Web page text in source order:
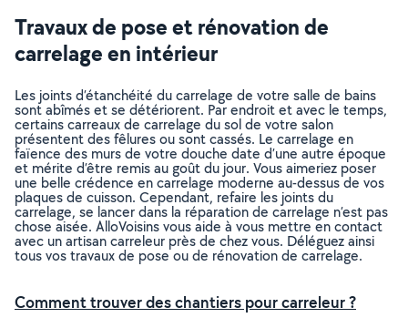
Travaux de pose et rénovation de
carrelage en intérieur
Les joints d’étanchéité du carrelage de votre salle de bains
sont abîmés et se détériorent. Par endroit et avec le temps,
certains carreaux de carrelage du sol de votre salon
présentent des fêlures ou sont cassés. Le carrelage en
faïence des murs de votre douche date d’une autre époque
et mérite d’être remis au goût du jour. Vous aimeriez poser
une belle crédence en carrelage moderne au-dessus de vos
plaques de cuisson. Cependant, refaire les joints du
carrelage, se lancer dans la réparation de carrelage n’est pas
chose aisée. AlloVoisins vous aide à vous mettre en contact
avec un artisan carreleur près de chez vous. Déléguez ainsi
tous vos travaux de pose ou de rénovation de carrelage.
Comment trouver des chantiers pour carreleur ?